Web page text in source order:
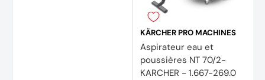
KÄRCHER PRO MACHINES
Aspirateur eau et
poussières NT 70/2-
KARCHER - 1.667-269.0